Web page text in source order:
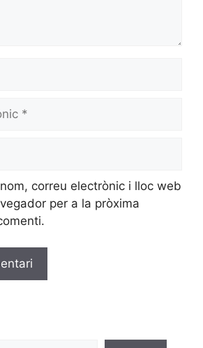
correu electrònic i lloc web
per a la pròxima